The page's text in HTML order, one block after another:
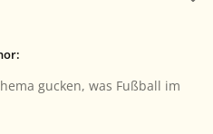
gucken, was Fußball im